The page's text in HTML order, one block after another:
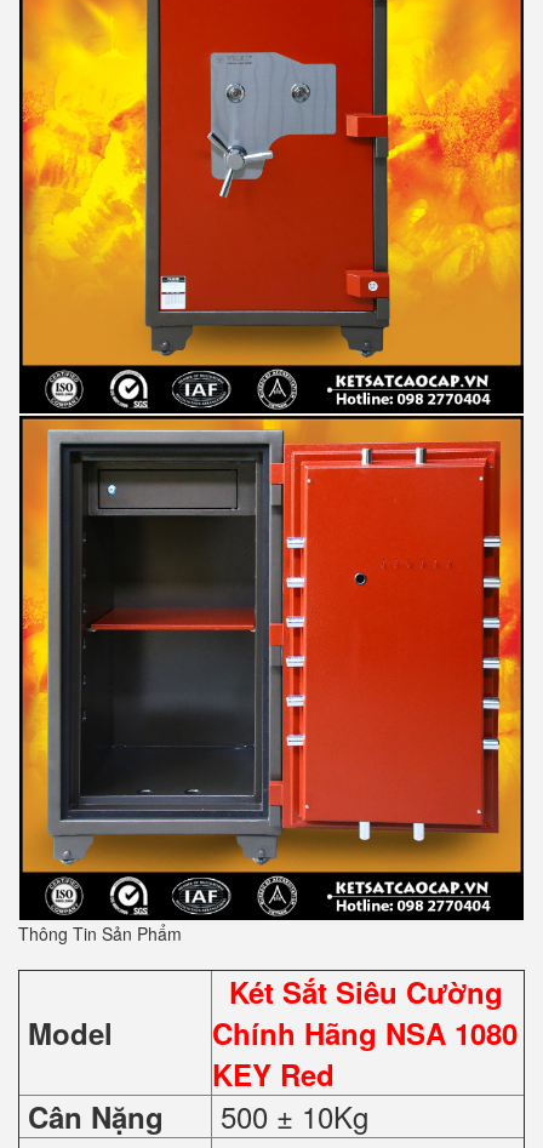
Thông Tin Sản Phẩm
Model
Két Sắt Siêu Cường
Chính Hãng NSA 1080
KEY Red
Cân Nặng
500 ± 10Kg